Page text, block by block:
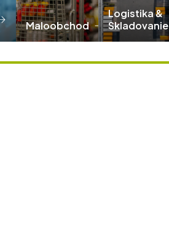
Maloobchod
Logistika &
Skladovanie